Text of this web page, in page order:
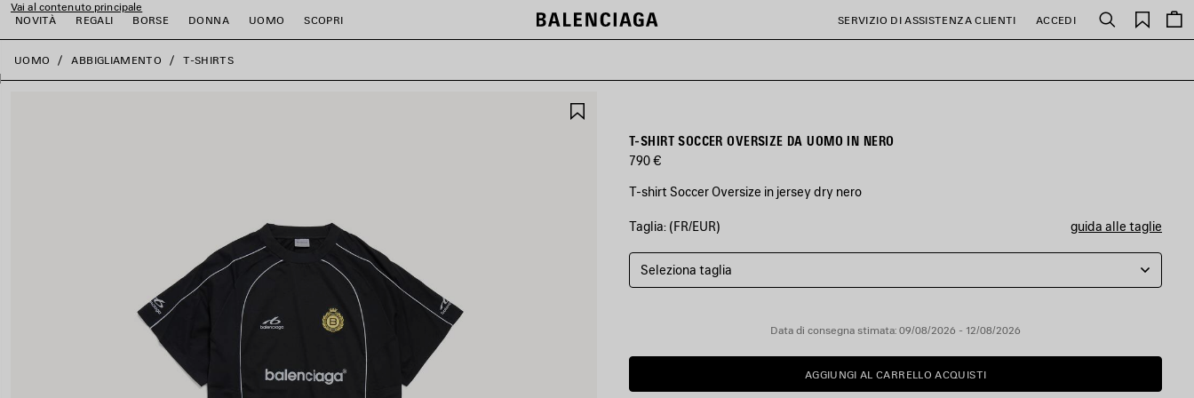
Vai al contenuto principale
NOVITÀ
REGALI BORSE DONNA UOMO SCOPRI SERVIZIO DI ASSISTENZA CLIENTI ACCEDI Cerca
close the banner
UOMO ABBIGLIAMENTO T-SHIRTS
PREFERITIT-SHIRT SOCCER OVERSIZE DA UOMO IN NERO
790 €
T-shirt Soccer Oversize in jersey dry nero
COLORI
NERO
Nero
Taglia: (FR/EUR) guida alle taglie
Seleziona taglia
Data di consegna stimata: 09/08/2026 - 12/08/2026
AGGIUNGI
AL
AGGIUNGI AL CARRELLO ACQUISTI
SELEZIONA
UNA